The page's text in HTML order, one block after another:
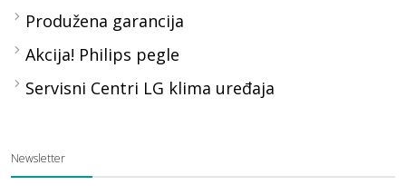
Produžena garancija
Akcija! Philips pegle
Servisni Centri LG klima uređaja
Newsletter